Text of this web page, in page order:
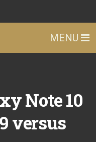
MENU
Note 10
versus